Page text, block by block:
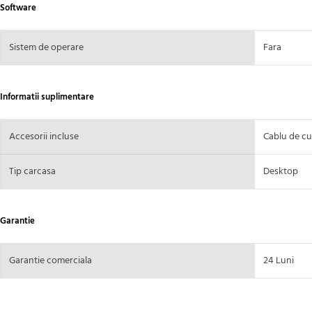
Software
Sistem de operare Fara
Informatii suplimentare
Accesorii incluse Cablu de
Tip carcasa Desktop
Garantie
Garantie comerciala 24 Luni